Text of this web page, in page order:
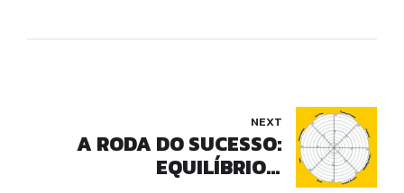
NEXT
A RODA DO SUCESSO:
EQUILÍBRIO E